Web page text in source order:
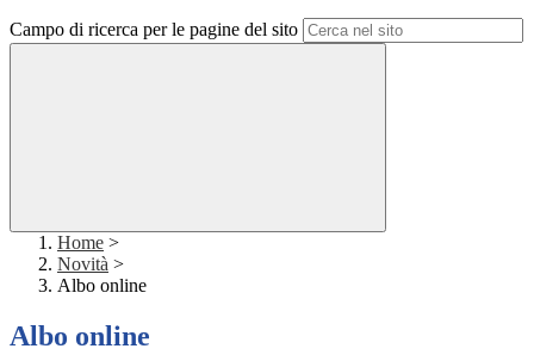
Campo di ricerca per le pagine del sito
Home >
Novità >
Albo online
Albo online